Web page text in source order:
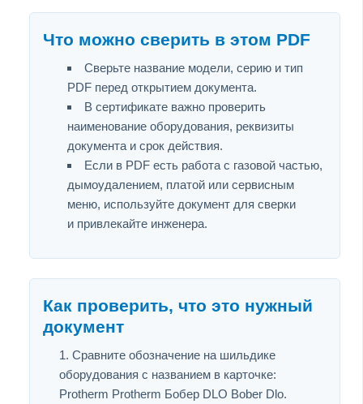
Что можно сверить в этом PDF
Сверьте название модели, серию и тип
PDF перед открытием документа.
В сертификате важно проверить
наименование оборудования, реквизиты
документа и срок действия.
Если в PDF есть работа с газовой частью,
дымоудалением, платой или сервисным
меню, используйте документ для сверки
и привлекайте инженера.
Как проверить, что это нужный
документ
Сравните обозначение на шильдике
оборудования с названием в карточке:
Protherm Protherm Бобер DLO Bober Dlo.